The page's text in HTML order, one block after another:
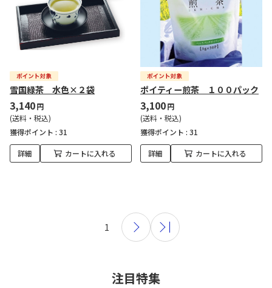
雪国緑茶 水色×２袋
3,140円
(送料・税込)
獲得ポイント : 31
詳細 カートに入れる
ポイティー煎茶 １００パック
3,100円
(送料・税込)
獲得ポイント : 31
詳細 カートに入れる
1
注目特集